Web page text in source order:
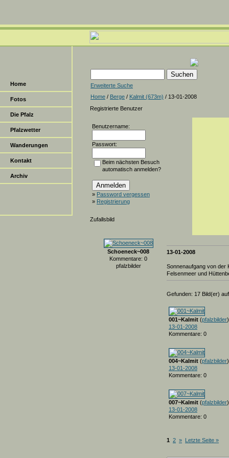
Home
Fotos
Die Pfalz
Pfalzwetter
Wanderungen
Kontakt
Archiv
Erweiterte Suche
Home / Berge / Kalmit (673m) / 13-01-2008
Registrierte Benutzer
Benutzername:
Passwort:
Beim nächsten Besuch
automatisch anmelden?
» Password vergessen
» Registrierung
Zufallsbild
Schoeneck~008
Kommentare: 0
pfalzbilder
13-01-2008
Sonnenaufgang von der
Felsenmeer und
Gefunden: 17 Bild(er)
001~Kalmit (pfalzbilder)
13-01-2008
Kommentare: 0
004~Kalmit (pfalzbilder)
13-01-2008
Kommentare: 0
007~Kalmit (pfalzbilder)
13-01-2008
Kommentare: 0
1 2 » Letzte Seite »